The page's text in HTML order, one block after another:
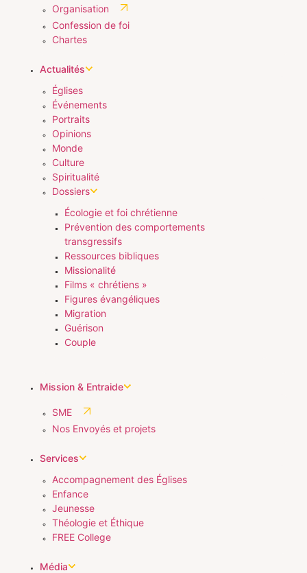
Organisation
Confession de foi
Chartes
Actualités
Églises
Événements
Portraits
Opinions
Monde
Culture
Spiritualité
Dossiers
Écologie et foi chrétienne
Prévention des comportements
transgressifs
Ressources bibliques
Missionalité
Films « chrétiens »
Figures évangéliques
Migration
Guérison
Couple
Mission & Entraide
SME
Nos Envoyés et projets
Services
Accompagnement des Églises
Enfance
Jeunesse
Théologie et Éthique
FREE College
Média